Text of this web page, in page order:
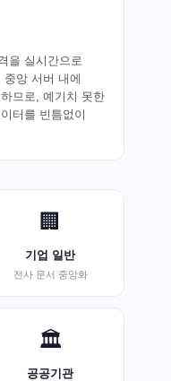
을 실시간으로
앙 서버 내에
므로, 예기치 못한
터를 빈틈없이
🏢
기업 일반
전사 문서 중앙화
🏛️
공공기관